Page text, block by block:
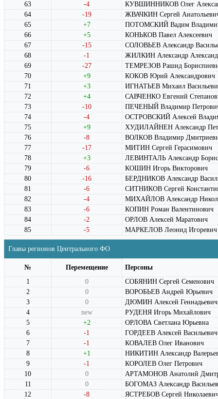
63
-4
КУВШИННИКОВ Олег
64
-19
ЖВАЧКИН Сергей
65
+7
ПОТОМСКИЙ Вадим
66
+5
КОНЬКОВ Павел Алексеевич
67
-15
СОЛОВЬЕВ Александр
68
-1
ЖИЛКИН Александр
69
-27
ТЕМРЕЗОВ Рашид
70
+9
КОКОВ Юрий Александрович
71
+3
ИГНАТЬЕВ Михаил
72
+4
САВЧЕНКО Евгений
73
-10
ПЕЧЕНЫЙ Владимир
74
-4
ОСТРОВСКИЙ Алексей
75
+9
ХУДИЛАЙНЕН Александр
76
-8
ВОЛКОВ Владимир
77
-17
МИТИН Сергей Герасимович
78
+3
ЛЕВИНТАЛЬ Александр
79
-6
КОШИН Игорь Викторович
80
-16
БЕРДНИКОВ Александр
81
-6
СИТНИКОВ Сергей
82
-4
МИХАЙЛОВ Александр
83
-6
КОПИН Роман Валентинович
84
-2
ОРЛОВ Алексей Маратович
85
-5 МАРКЕЛОВ Леонид Игоревич
Главы регионов Центрального ФО
№ Перемещение
Персоны
1
0
СОБЯНИН Сергей Семенович
2
0
ВОРОБЬЕВ Андрей Юрьевич
3
0
ДЮМИН Алексей Геннадьевич
4
new
РУДЕНЯ Игорь Михайлович
5
+2
ОРЛОВА Светлана Юрьевна
6
-1
ГОРДЕЕВ Алексей Васильевич
7
-1
КОВАЛЕВ Олег Иванович
8
+1
НИКИТИН Александр
9
-1
КОРОЛЕВ Олег Петрович
10
0
АРТАМОНОВ Анатолий
11
0
БОГОМАЗ Александр
12
-8
ЯСТРЕБОВ Сергей